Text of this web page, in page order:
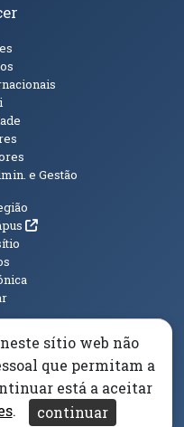
e Gestão
(abre em nova janela)
Livro Amarelo(abre em
(abre em nova janela)
sítio web não
que permitam a
está a aceitar
. continuar